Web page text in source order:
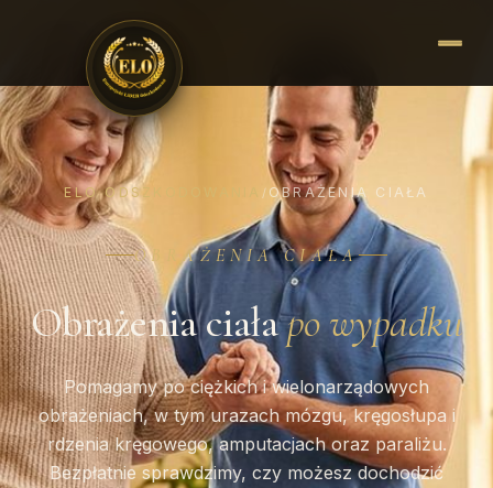
ELO ODSZKODOWANIA / OBRAŻENIA CIAŁA
OBRAŻENIA CIAŁA
Obrażenia ciałapo wypadku
Pomagamy po ciężkich i wielonarządowych
obrażeniach, w tym urazach mózgu, kręgosłupa i
rdzenia kręgowego, amputacjach oraz paraliżu.
Bezpłatnie sprawdzimy, czy możesz dochodzić